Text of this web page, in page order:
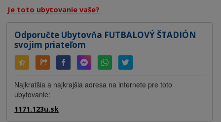
Je toto ubytovanie vaše?
Odporučte Ubytovňa FUTBALOVÝ ŠTADIÓN
svojim priateľom
Najkratšia a najkrajšia adresa na internete pre toto
ubytovanie:
1171.123u.sk